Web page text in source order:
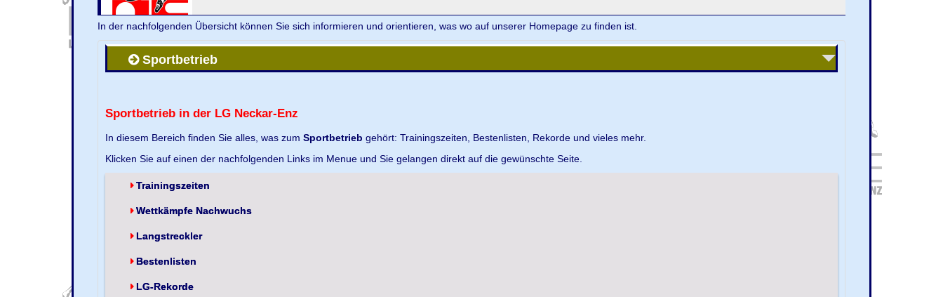
In der nachfolgenden Übersicht können Sie sich informieren und orientieren, was wo auf unserer Homepage zu finden ist.
Sportbetrieb
Sportbetrieb in der LG Neckar-Enz
In diesem Bereich finden Sie alles, was zumSportbetrieb gehört: Trainingszeiten, Bestenlisten, Rekorde und vieles mehr.
Klicken Sie auf einen der nachfolgenden Links im Menue und Sie gelangen direkt auf die gewünschte Seite.
Trainingszeiten
Wettkämpfe Nachwuchs
Langstreckler
Bestenlisten
LG-Rekorde